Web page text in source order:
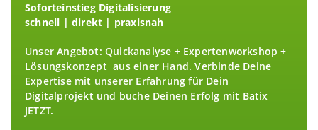
Soforteinstieg Digitalisierung
schnell | direkt | praxisnah
Unser Angebot: Quickanalyse + Expertenworkshop +
Lösungskonzept aus einer Hand. Verbinde Deine
Expertise mit unserer Erfahrung für Dein
Digitalprojekt und buche Deinen Erfolg mit Batix
JETZT.